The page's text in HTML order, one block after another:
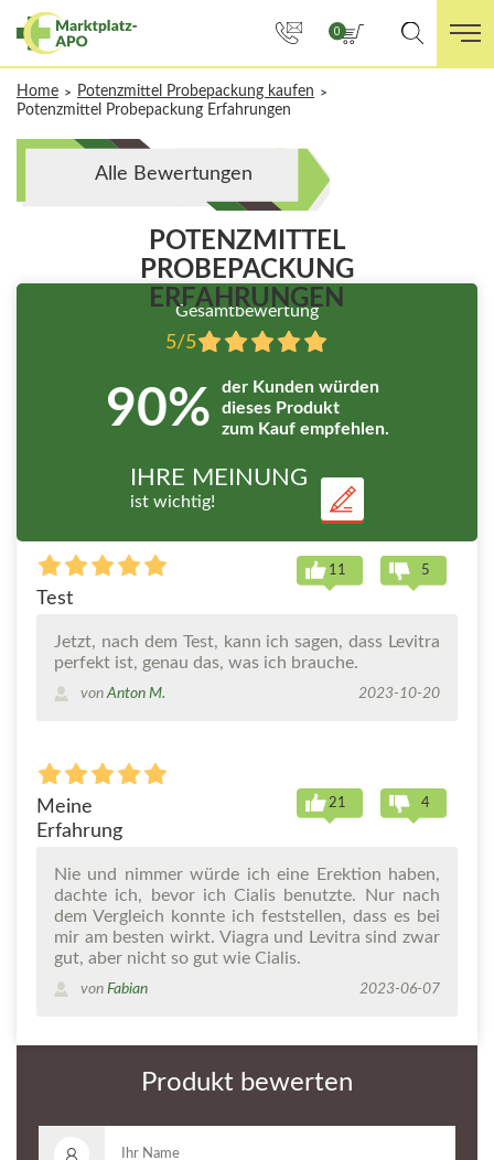
0
Home > Potenzmittel Probepackung kaufen >
Potenzmittel Probepackung Erfahrungen
Alle Bewertungen
POTENZMITTEL
PROBEPACKUNG
ERFAHRUNGEN
Gesamtbewertung
5/5
90%
der Kunden würden
dieses Produkt
zum Kauf empfehlen.
IHRE MEINUNG
ist wichtig!
Test
11 5
Jetzt, nach dem Test, kann ich sagen, dass Levitra
perfekt ist, genau das, was ich brauche.
vonAnton M. 2023-10-20
Meine
Erfahrung
21 4
Nie und nimmer würde ich eine Erektion haben,
dachte ich, bevor ich Cialis benutzte. Nur nach
dem Vergleich konnte ich feststellen, dass es bei
mir am besten wirkt. Viagra und Levitra sind zwar
gut, aber nicht so gut wie Cialis.
von Fabian 2023-06-07
Produkt bewerten